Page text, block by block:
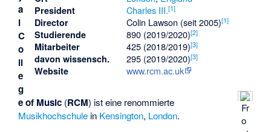
President Charles III.[1]
Director Colin Lawson (seit 2005)[1]
Studierende 890 (2019/2020)[2]
Mitarbeiter 425 (2018/2019)[3]
davon wissensch. 295 (2019/2020)[3]
Website www.rcm.ac.uk
Fr
o
a
l
C
o
ll
e
g
e of Music (RCM) ist eine renommierte
Musikhochschule in Kensington, London.